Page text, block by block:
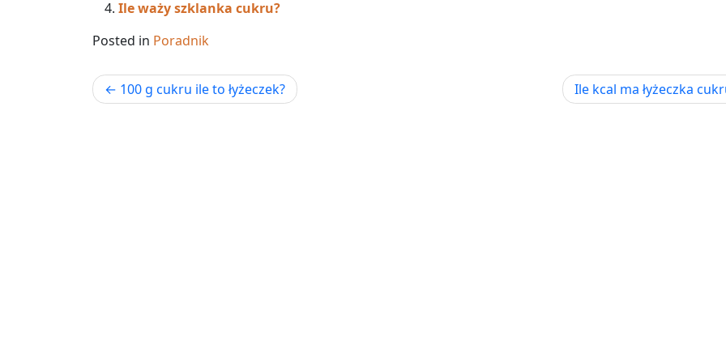
Ile waży szklanka cukru?
Posted in Poradnik
Nawigacja
100 g cukru ile to łyżeczek? Ile kcal ma łyżeczka